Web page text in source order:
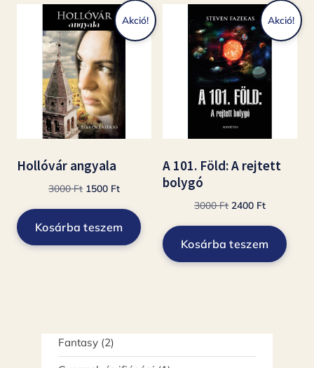
Akció!
Hollóvár angyala
3000Ft Original
was:
1500 FtCurrent
1500 Ft.
Kosárba teszem
Akció!
A 101. Föld: A rejtett
bolygó
3000Ft Original
was:
2400 FtCurrent
2400 Ft.
Kosárba teszem
Fantasy 22
termék